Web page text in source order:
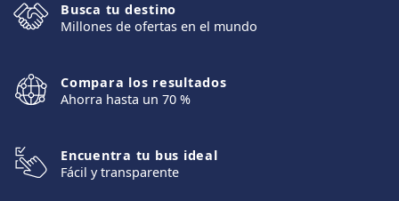
Busca tu destino
Millones de ofertas en el mundo
Compara los resultados
Ahorra hasta un 70 %
Encuentra tu bus ideal
Fácil y transparente